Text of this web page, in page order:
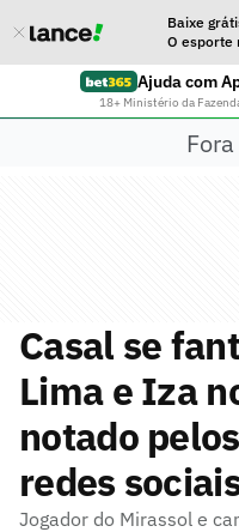
Baixe
O esporte
Ajuda com
18+ Ministério da
Casal se
Lima e Iza
notado
redes
Jogador do Mirassol e